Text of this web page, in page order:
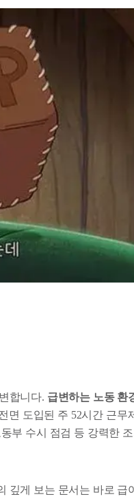
합니다. 급변하는 노동 환
면 도입된 주 52시간 근무
부 수시 점검 등 강력한
깊게 보는 문서는 바로 급